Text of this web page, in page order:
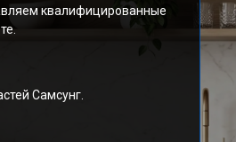
квалифицированные
Самсунг.